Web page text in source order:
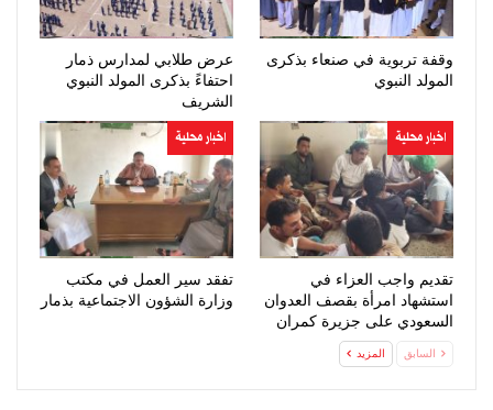
وقفة تربوية في صنعاء بذكرى
المولد النبوي
عرض طلابي لمدارس ذمار
احتفاءً بذكرى المولد النبوي
الشريف
اخبار محلية
تقديم واجب العزاء في
استشهاد امرأة بقصف العدوان
السعودي على جزيرة كمران
اخبار محلية
تفقد سير العمل في مكتب
وزارة الشؤون الاجتماعية بذمار
السابق المزيد